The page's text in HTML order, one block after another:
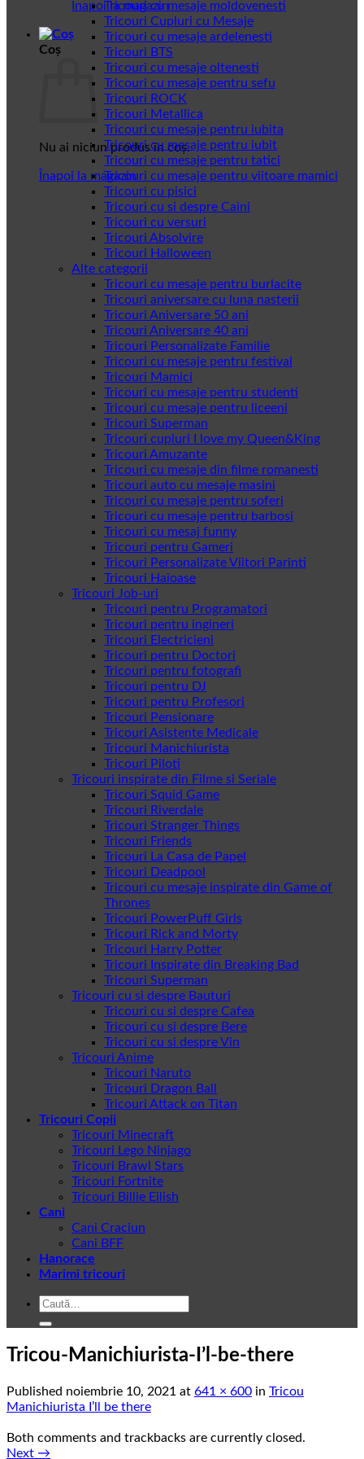
Înapoi la magazin
Coș
Nu ai niciun produs în coș.
Înapoi la magazin
Tricouri cu mesaje moldovenesti
Tricouri Cupluri cu Mesaje
Tricouri cu mesaje ardelenesti
Tricouri BTS
Tricouri cu mesaje oltenesti
Tricouri cu mesaje pentru sefu
Tricouri ROCK
Tricouri Metallica
Tricouri cu mesaje pentru iubita
Tricouri cu mesaje pentru iubit
Tricouri cu mesaje pentru tatici
Tricouri cu mesaje pentru viitoare mamici
Tricouri cu pisici
Tricouri cu si despre Caini
Tricouri cu versuri
Tricouri Absolvire
Tricouri Halloween
Alte categorii
Tricouri cu mesaje pentru burlacite
Tricouri aniversare cu luna nasterii
Tricouri Aniversare 50 ani
Tricouri Aniversare 40 ani
Tricouri Personalizate Familie
Tricouri cu mesaje pentru festival
Tricouri Mamici
Tricouri cu mesaje pentru studenti
Tricouri cu mesaje pentru liceeni
Tricouri Superman
Tricouri cupluri I love my Queen&King
Tricouri Amuzante
Tricouri cu mesaje din filme romanesti
Tricouri auto cu mesaje masini
Tricouri cu mesaje pentru soferi
Tricouri cu mesaje pentru barbosi
Tricouri cu mesaj funny
Tricouri pentru Gameri
Tricouri Personalizate Viitori Parinti
Tricouri Haioase
Tricouri Job-uri
Tricouri pentru Programatori
Tricouri pentru ingineri
Tricouri Electricieni
Tricouri pentru Doctori
Tricouri pentru fotografi
Tricouri pentru DJ
Tricouri pentru Profesori
Tricouri Pensionare
Tricouri Asistente Medicale
Tricouri Manichiurista
Tricouri Piloti
Tricouri inspirate din Filme si Seriale
Tricouri Squid Game
Tricouri Riverdale
Tricouri Stranger Things
Tricouri Friends
Tricouri La Casa de Papel
Tricouri Deadpool
Tricouri cu mesaje inspirate din Game of
Thrones
Tricouri PowerPuff Girls
Tricouri Rick and Morty
Tricouri Harry Potter
Tricouri Inspirate din Breaking Bad
Tricouri Superman
Tricouri cu si despre Bauturi
Tricouri cu si despre Cafea
Tricouri cu si despre Bere
Tricouri cu si despre Vin
Tricouri Anime
Tricouri Naruto
Tricouri Dragon Ball
Tricouri Attack on Titan
Tricouri Copii
Tricouri Minecraft
Tricouri Lego Ninjago
Tricouri Brawl Stars
Tricouri Fortnite
Tricouri Billie Eilish
Cani
Cani Craciun
Cani BFF
Hanorace
Marimi tricouri
Caută
Tricou-Manichiurista-I’l-be-there
Published noiembrie 10, 2021 at 641 × 600 in Tricou
Manichiurista I’ll be there
Both comments and trackbacks are currently closed.
Next →